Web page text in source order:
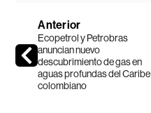
Anterior
Ecopetrol y Petrobras
anuncian nuevo
descubrimiento de gas en
aguas profundas del Caribe
colombiano